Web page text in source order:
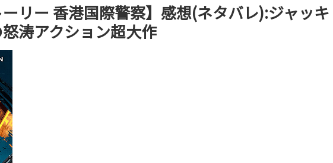
リー 香港国際警察】感想(ネタバレ):ジャッキ
涛アクション超大作